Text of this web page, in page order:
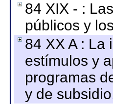
84 XIX - :
públicos y
84 XX A : La
estímulos y
programas
y de